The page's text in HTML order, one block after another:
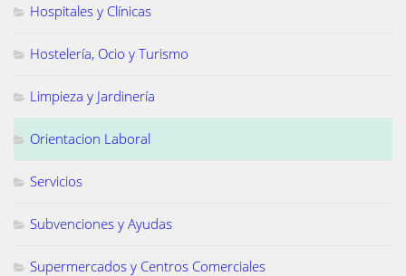
Hospitales y Clínicas
Hostelería, Ocio y Turismo
Limpieza y Jardinería
Orientacion Laboral
Servicios
Subvenciones y Ayudas
Supermercados y Centros Comerciales